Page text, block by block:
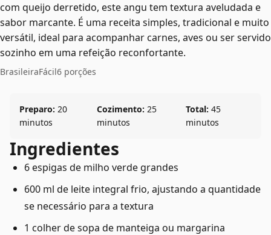
com queijo derretido, este angu tem textura aveludada e
sabor marcante. É uma receita simples, tradicional e muito
versátil, ideal para acompanhar carnes, aves ou ser servido
sozinho em uma refeição reconfortante.
BrasileiraFácil6 porções
Preparo: 20
minutos
Cozimento: 25
minutos
Total: 45
minutos
Ingredientes
6 espigas de milho verde grandes
600 ml de leite integral frio, ajustando a quantidade
se necessário para a textura
1 colher de sopa de manteiga ou margarina